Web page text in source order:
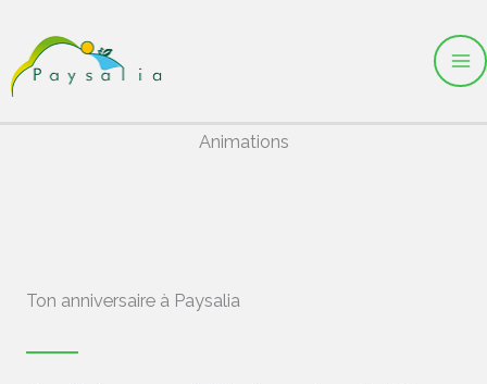
contenu
Animations
Ton anniversaire à Paysalia